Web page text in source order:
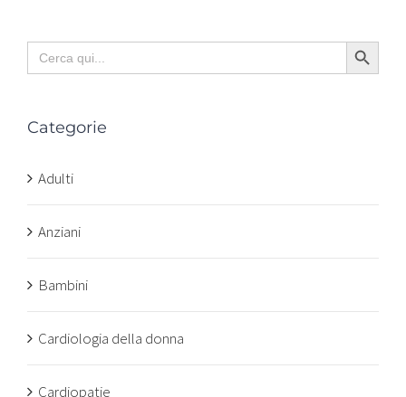
Search
for:
Search Button
Categorie
Adulti
Anziani
Bambini
Cardiologia della donna
Cardiopatie